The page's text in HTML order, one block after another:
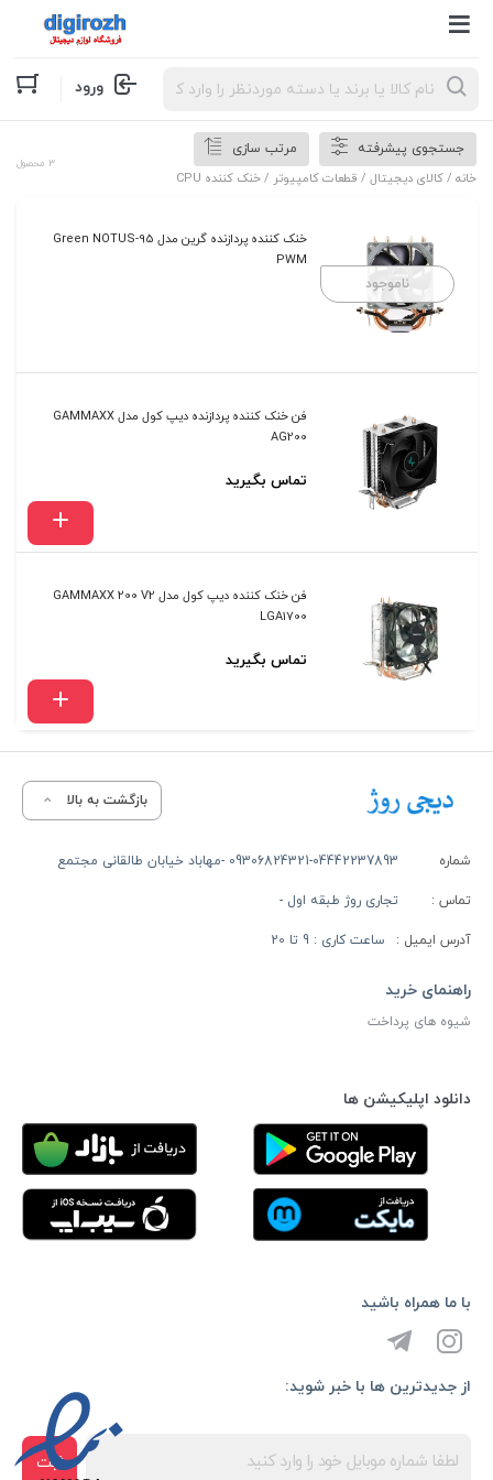
Products
search ورود
جستجوی پیشرفته
مرتب سازی
خانه /کالای دیجیتال / قطعات کامپیوتر / خنک کننده CPU
3 محصول
ناموجود
خنک کننده پردازنده گرین مدل Green NOTUS-95
PWM
فن خنک کننده پردازنده دیپ کول مدل GAMMAXX
AG200
تماس بگیرید
فن خنک کننده دیپ کول مدل GAMMAXX 200 V2
LGA1700
تماس بگیرید
بازگشت به بالا
شماره
تماس :
09306824321-04442237893 -مهاباد خیابان طالقانی مجتمع
تجاری روژ طبقه اول -
آدرس ایمیل : ساعت کاری : 9 تا 20
راهنمای خرید
شیوه های پرداخت
دانلود اپلیکیشن ها
از جدیدترین ها با خبر شوید:
ثبت
با ما همراه باشید